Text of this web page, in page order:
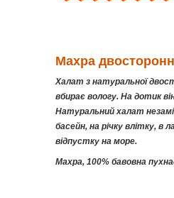
Махра
Халат з натуральної
вбирає вологу. На дотик
Натуральний халат
басейн, на річку влітку, в
відпустку на море.
Махра, 100% бавовна